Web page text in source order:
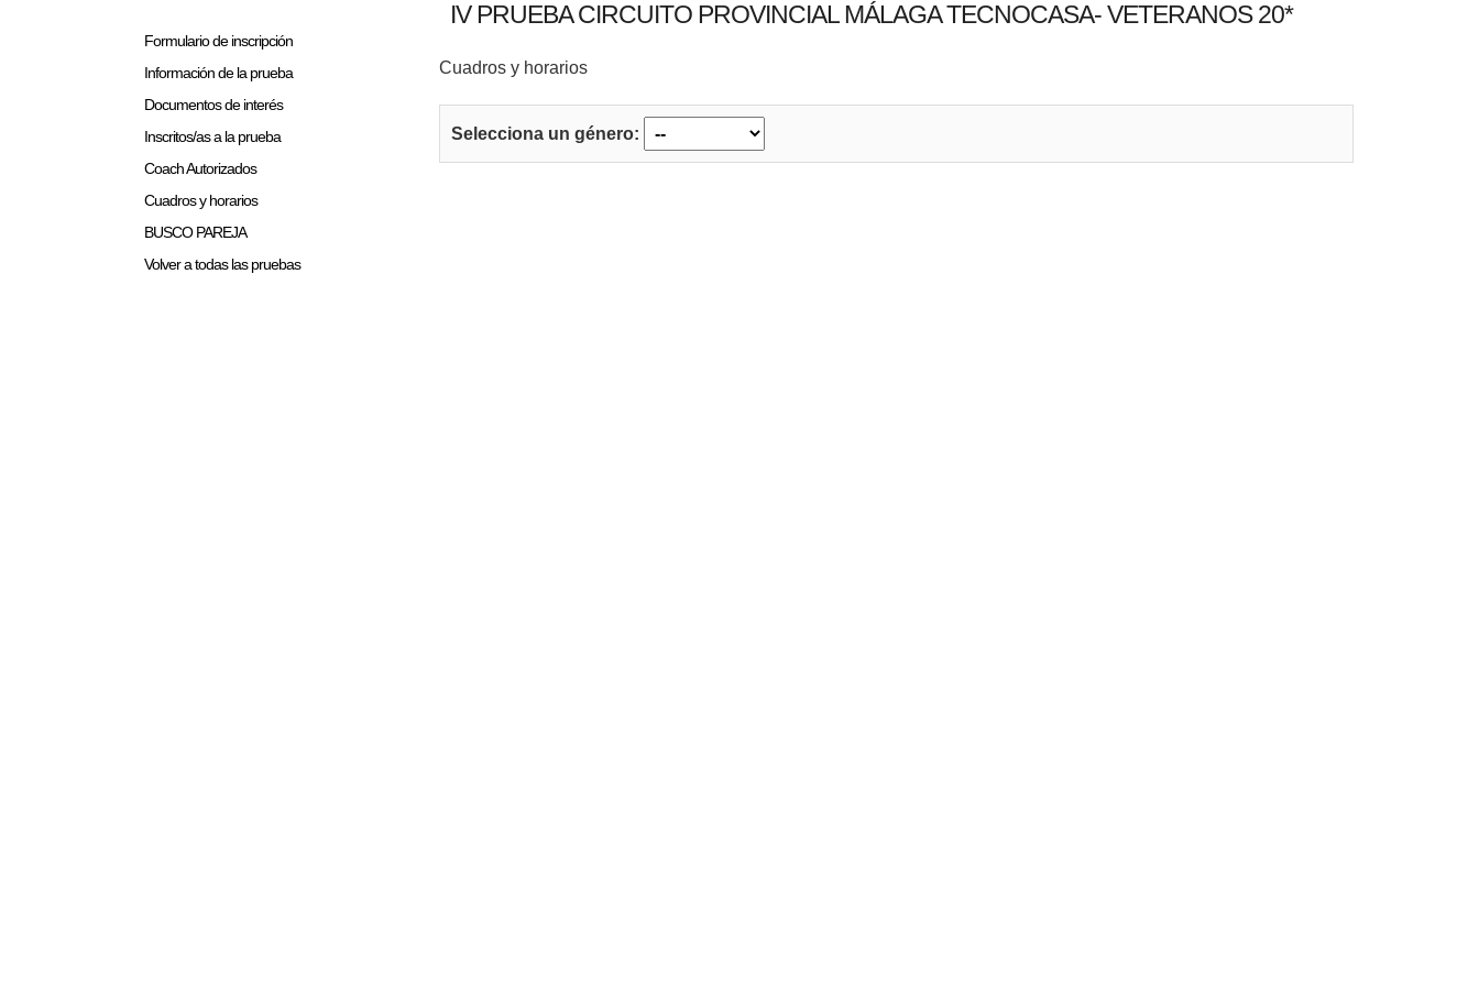
Formulario de inscripción
Información de la prueba
Documentos de interés
Inscritos/as a la prueba
Coach Autorizados
Cuadros y horarios
BUSCO PAREJA
Volver a todas las pruebas
IV PRUEBA CIRCUITO PROVINCIAL MÁLAGA TECNOCASA- VETERANOS 20*
Cuadros y horarios
Selecciona un género: